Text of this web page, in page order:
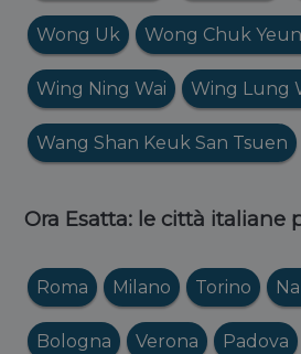
Wong Uk Wong Chuk
Wing Ning Wai Wing Lung
Wang Shan Keuk San Tsuen
Ora Esatta: le città italiane
Roma Milano Torino
Bologna Verona Padova